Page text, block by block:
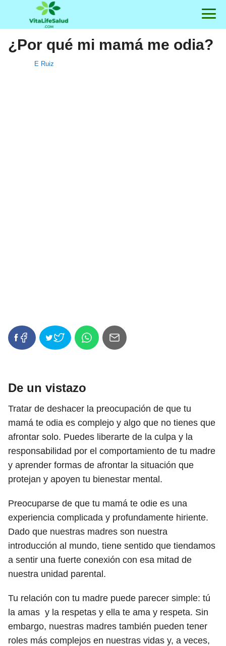
¿Por qué mi mamá me odia?
E Ruiz
De un vistazo
Tratar de deshacer la preocupación de que tu
mamá te odia es complejo y algo que no tienes que
afrontar solo. Puedes liberarte de la culpa y la
responsabilidad por el comportamiento de tu madre
y aprender formas de afrontar la situación que
protejan y apoyen tu bienestar mental.
Preocuparse de que tu mamá te odie es una
experiencia complicada y profundamente hiriente.
Dado que nuestras madres son nuestra
introducción al mundo, tiene sentido que tiendamos
a sentir una fuerte conexión con esa mitad de
nuestra unidad parental.
Tu relación con tu madre puede parecer simple: tú
la amas y la respetas y ella te ama y respeta. Sin
embargo, nuestras madres también pueden tener
roles más complejos en nuestras vidas y, a veces,